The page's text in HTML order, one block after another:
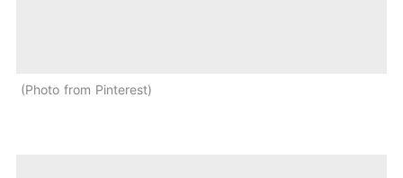
Photo from Pinterest